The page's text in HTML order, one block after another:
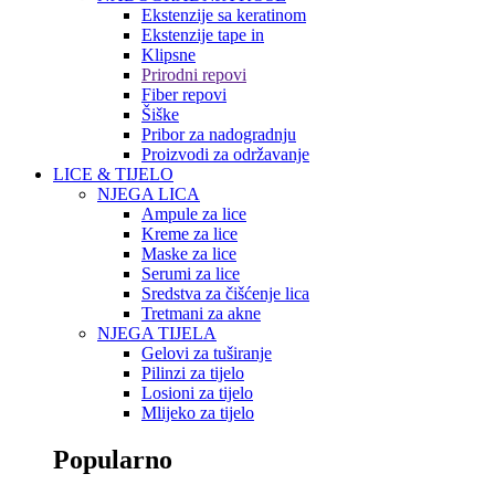
Ekstenzije sa keratinom
Ekstenzije tape in
Klipsne
Prirodni repovi
Fiber repovi
Šiške
Pribor za nadogradnju
Proizvodi za održavanje
LICE & TIJELO
NJEGA LICA
Ampule za lice
Kreme za lice
Maske za lice
Serumi za lice
Sredstva za čišćenje lica
Tretmani za akne
NJEGA TIJELA
Gelovi za tuširanje
Pilinzi za tijelo
Losioni za tijelo
Mlijeko za tijelo
Popularno